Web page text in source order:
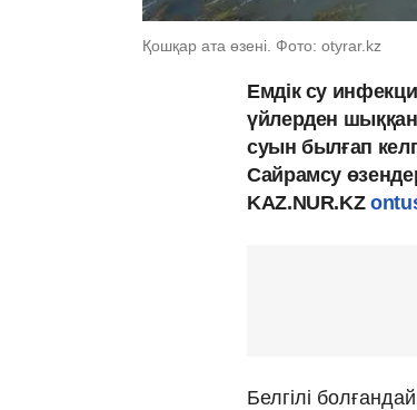
Қошқар ата өзені. Фото: otyrar.kz
Емдік су
үйлерден шыққан
суын былғап
Сайрамсу
KAZ.NUR.KZ
Белгілі